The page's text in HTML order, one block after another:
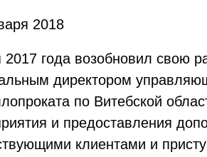
2018
года возобновил свою
директором
по Витебской
и предоставления
клиентами и